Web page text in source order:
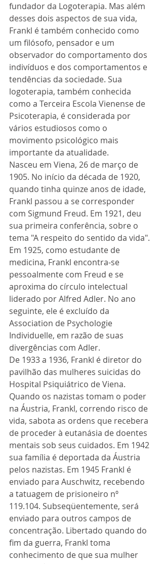
fundador da Logoterapia. Mas além
desses dois aspectos de sua vida,
Frankl é também conhecido como
um filósofo, pensador e um
observador do comportamento dos
indivíduos e dos comportamentos e
tendências da sociedade. Sua
logoterapia, também conhecida
como a Terceira Escola Vienense de
Psicoterapia, é considerada por
vários estudiosos como o
movimento psicológico mais
importante da atualidade.
Nasceu em Viena, 26 de março de
1905. No início da década de 1920,
quando tinha quinze anos de idade,
Frankl passou a se corresponder
com Sigmund Freud. Em 1921, deu
sua primeira conferência, sobre o
tema "A respeito do sentido da vida".
Em 1925, como estudante de
medicina, Frankl encontra-se
pessoalmente com Freud e se
aproxima do círculo intelectual
liderado por Alfred Adler. No ano
seguinte, ele é excluído da
Association de Psychologie
Individuelle, em razão de suas
divergências com Adler.
De 1933 a 1936, Frankl é diretor do
pavilhão das mulheres suicidas do
Hospital Psiquiátrico de Viena.
Quando os nazistas tomam o poder
na Áustria, Frankl, correndo risco de
vida, sabota as ordens que recebera
de proceder à eutanásia de doentes
mentais sob seus cuidados. Em 1942
sua família é deportada da Áustria
pelos nazistas. Em 1945 Frankl é
enviado para Auschwitz, recebendo
a tatuagem de prisioneiro nº
119.104. Subseqüentemente, será
enviado para outros campos de
concentração. Libertado quando do
fim da guerra, Frankl toma
conhecimento de que sua mulher